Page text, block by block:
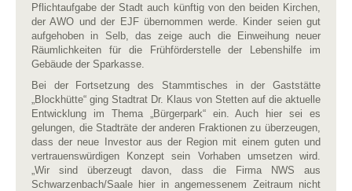
Pflichtaufgabe der Stadt auch künftig von den beiden Kirchen,
der AWO und der EJF übernommen werde. Kinder seien gut
aufgehoben in Selb, das zeige auch die Einweihung neuer
Räumlichkeiten für die Frühförderstelle der Lebenshilfe im
Gebäude der Sparkasse.
Bei der Fortsetzung des Stammtisches in der Gaststätte
„Blockhütte“ ging Stadtrat Dr. Klaus von Stetten auf die aktuelle
Entwicklung im Thema „Bürgerpark“ ein. Auch hier sei es
gelungen, die Stadträte der anderen Fraktionen zu überzeugen,
dass der neue Investor aus der Region mit einem guten und
vertrauenswürdigen Konzept sein Vorhaben umsetzen wird.
„Wir sind überzeugt davon, dass die Firma NWS aus
Schwarzenbach/Saale hier in angemessenem Zeitraum nicht